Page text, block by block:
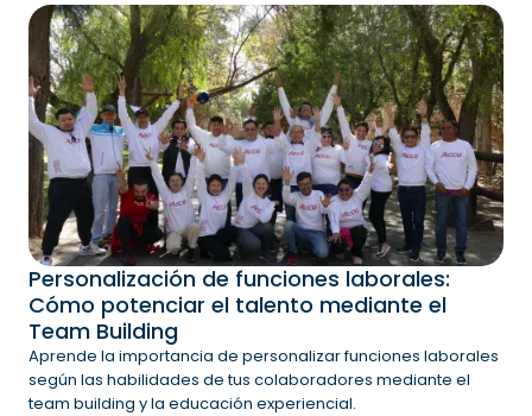
Personalización de funciones laborales:
Cómo potenciar el talento mediante el
Team Building
Aprende la importancia de personalizar funciones laborales
según las habilidades de tus colaboradores mediante el
team building y la educación experiencial.